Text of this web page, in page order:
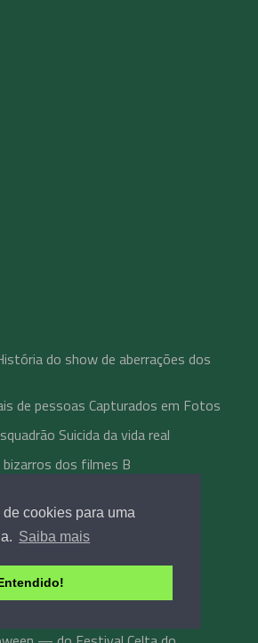
cookies para uma
Saiba mais
do show de aberrações dos
de pessoas Capturados em Fotos
Suicida da vida real
dos filmes B
NO YOUTUBE!
que você deveria ler